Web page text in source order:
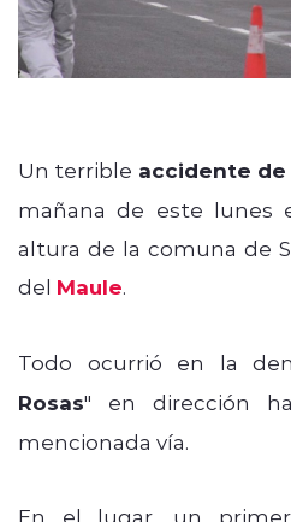
Un terrible accidente
mañana de este lunes
altura de la comuna de
del Maule.
Todo ocurrió en la
Rosas" en dirección
mencionada vía.
En el lugar, un